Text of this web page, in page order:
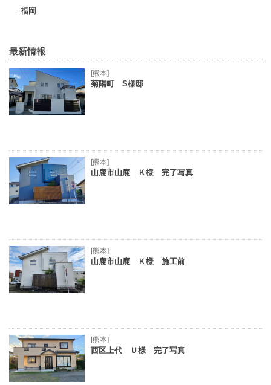
福岡
最新情報
[熊本]
菊陽町 S様邸
[熊本]
山鹿市山鹿 Ｋ様 完了写真
[熊本]
山鹿市山鹿 Ｋ様 施工前
[熊本]
西区上代 Ｕ様 完了写真